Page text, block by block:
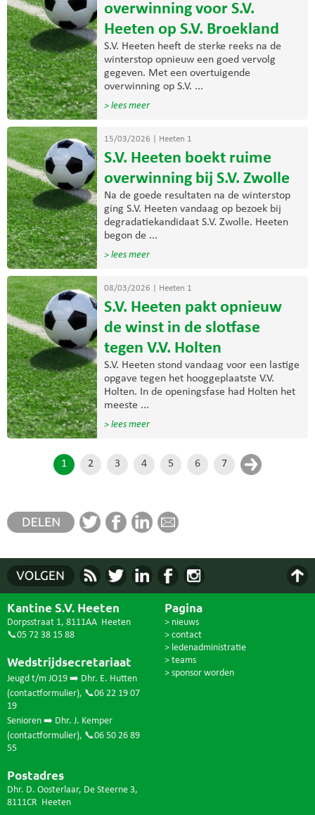
overwinning voor S.V.
Heeten op S.V. Broekland
S.V. Heeten heeft de sterke reeks na de
winterstop opnieuw een goed vervolg
gegeven. Met een overtuigende
overwinning op S.V. ...
> lees meer
15/03/2026 Heeten 1
S.V. Heeten boekt ruime
overwinning bij S.V. Zwolle
Na de goede resultaten na de winterstop
ging S.V. Heeten vandaag op bezoek bij
degradatiekandidaat S.V. Zwolle. Heeten
begon de ...
> lees meer
08/03/2026 Heeten 1
S.V. Heeten pakt opnieuw
de winst in de slotfase
tegen V.V. Holten
S.V. Heeten stond vandaag voor een lastige
opgave tegen het hooggeplaatste V.V.
Holten. In de openingsfase had Holten het
meeste ...
> lees meer
1 2 3 4 5 6 7
Kantine S.V. Heeten
Dorpsstraat 1, 8111AA Heeten
📞05 72 38 15 88
Wedstrijdsecretariaat
Jeugd t/m JO19 ➡️ Dhr. E. Hutten
(contactformulier), 📞06 22 19 07
19
Senioren ➡️ Dhr. J. Kemper
(contactformulier), 📞06 50 26 89
55
Postadres
Dhr. D. Oosterlaar, De Steerne 3,
8111CR Heeten
Pagina
> nieuws
> contact
> ledenadministratie
> teams
> sponsor worden